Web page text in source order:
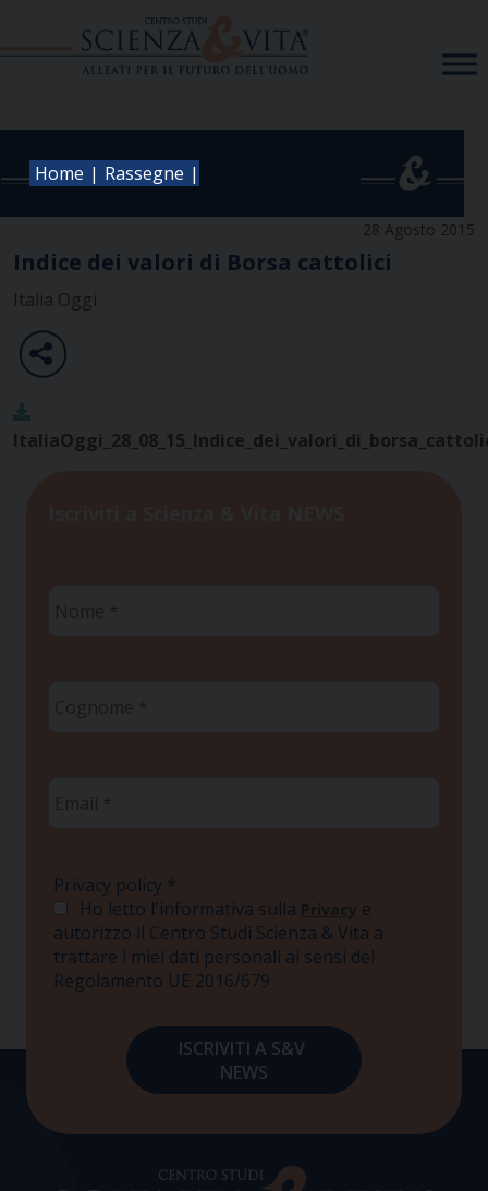
Home | Rassegne |
28 Agosto 2015
Indice dei valori di Borsa cattolici
Italia Oggi
Privacy policy *
Ho letto l'informativa sulla Privacy e
autorizzo il Centro Studi Scienza & Vita a
trattare i miei dati personali ai sensi del
Regolamento UE 2016/679